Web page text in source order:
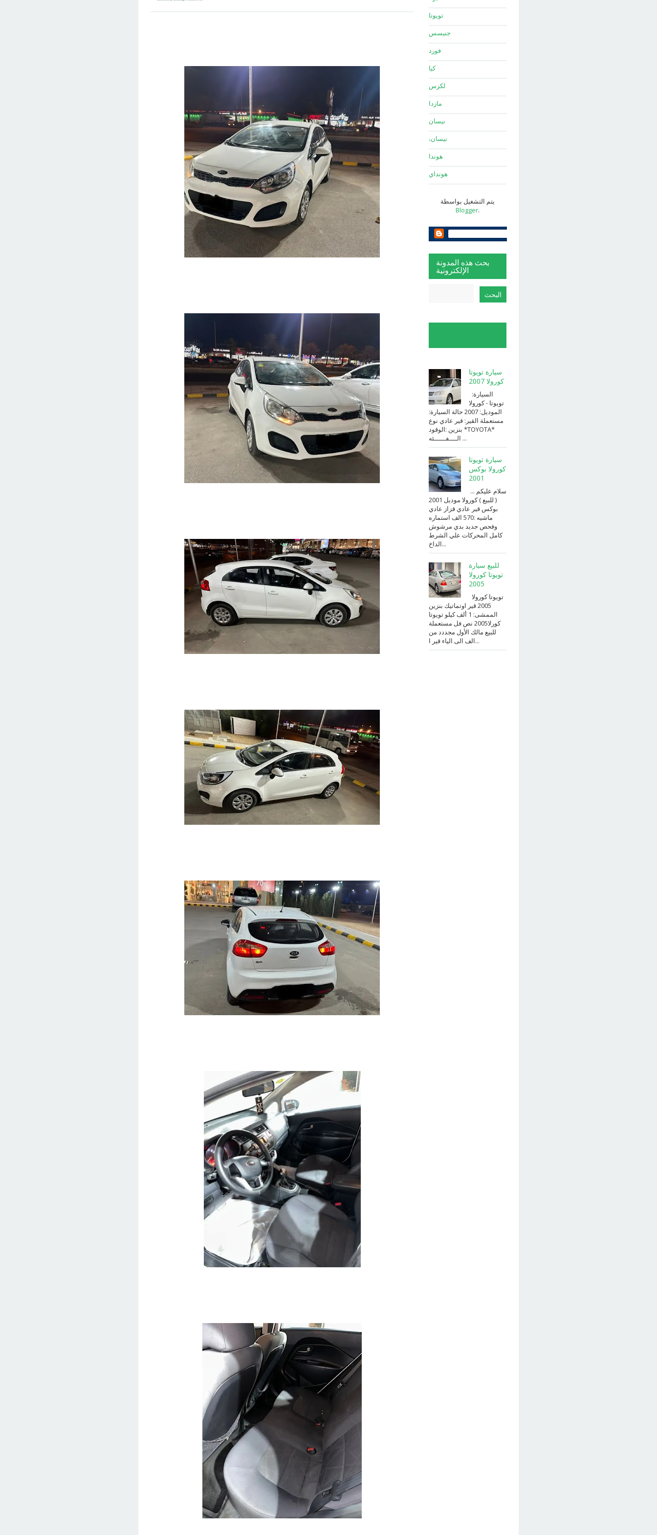
تويوتا
جنيسس
فورد
كيا
لكزس
مازدا
نيسان
نيسان،
هوندا
هونداي
يتم التشغيل بواسطة
Blogger.
بحث هذه المدونة
الإلكترونية
سيارة تويوتا
كورولا 2007
⁨تويوتا⁩ - ⁨كورولا⁩
الموديل: ⁨2007⁩ حالة السيارة:
⁨مستعملة⁩ القير: ⁨قير عادي⁩ نوع
الوقود: ⁨بنزين⁩ *TOYOTA*
الــــفــــــئه ...
سيارة تويوتا
كورولا بوكس
2001
سلام عليكم ...
( للبيع ) كورولا موديل 2001
بوكس قير عادي قزاز عادي
ماشيه :570 الف استماره
وفحص جديد بدي مرشوش
كامل المحركات علي الشرط
الداخ...
للبيع سيارة
تويوتا كورولا
2005
2005 قير اوتماتيك بنزين
الممشى: 1 ألف كيلو تويوتا
كورلا2005 نص فل مستعملة
للبيع مالك الأول مجددد من
الف الى الياء قير ا...